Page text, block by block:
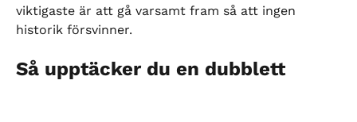
viktigaste är att gå varsamt fram så att ingen
historik försvinner.
Så upptäcker du en dubblett